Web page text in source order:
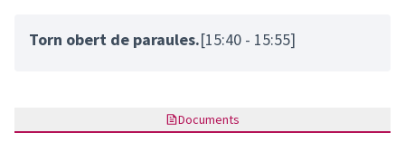
Torn obert de paraules.[15:40 - 15:55]
Documents